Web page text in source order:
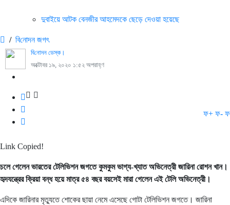
দুবাইয়ে আটক বেনজীর আহমেদকে ছেড়ে দেওয়া হয়েছে
/ বি‌নোদন জগৎ
‌বি‌নোদন ডেস্ক।
অক্টোবর ১৯, ২০২০ ১:৫২ অপরাহ্ণ
ফ+ ফ- ফ
Link Copied!
চলে গেলেন ভারতের টেলিভিশন জগতে কুমকুম ভাগ্য-খ্যাত অভিনেত্রী জারিনা রোশন খান।
হৃদযন্ত্রের ক্রিয়া বন্ধ হয়ে মাত্র ৫৪ বছর বয়সেই মারা গেলেন এই টেলি অভিনেত্রী।
এদিকে জারিনার মৃত্যুতে শোকের ছায়া নেমে এসেছে গোটা টেলিভিশন জগতে। জারিনা